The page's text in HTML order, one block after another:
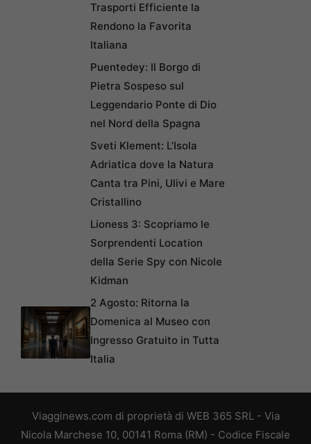
Trasporti Efficiente la
Rendono la Favorita
Italiana
Puentedey: Il Borgo di
Pietra Sospeso sul
Leggendario Ponte di Dio
nel Nord della Spagna
Sveti Klement: L’Isola
Adriatica dove la Natura
Canta tra Pini, Ulivi e Mare
Cristallino
Lioness 3: Scopriamo le
Sorprendenti Location
della Serie Spy con Nicole
Kidman
2 Agosto: Ritorna la
Domenica al Museo con
Ingresso Gratuito in Tutta
Italia
Viagginews.com di proprietà di WEB 365 SRL - Via
Nicola Marchese 10, 00141 Roma (RM) - Codice Fiscale